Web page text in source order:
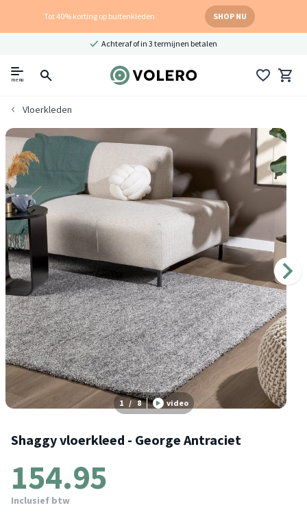
Tot 40% korting op buitenkleden SHOP NU
Achteraf of in 3 termijnen betalen
menu
Vloerkleden
1 / 8 video
Shaggy vloerkleed - George Antraciet
154.95
Inclusief btw